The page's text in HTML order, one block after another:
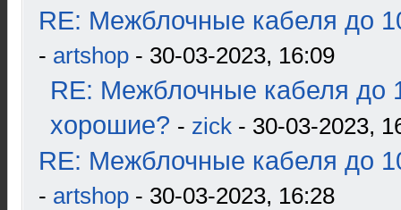
RE: Межблочные кабеля до
- artshop - 30-03-2023, 16:09
RE: Межблочные кабеля до
хорошие? - zick - 30-03-2023,
RE: Межблочные кабеля до
- artshop - 30-03-2023, 16:28